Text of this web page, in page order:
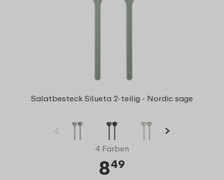
Salatbesteck Silueta 2-teilig - Nordic sage
4 Farben
849